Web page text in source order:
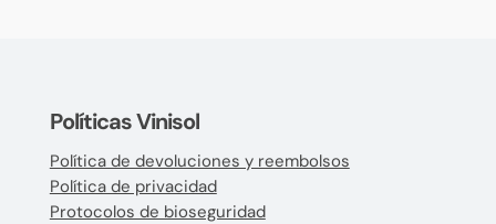
Políticas Vinisol
Política de devoluciones y reembolsos
Política de privacidad
Protocolos de bioseguridad